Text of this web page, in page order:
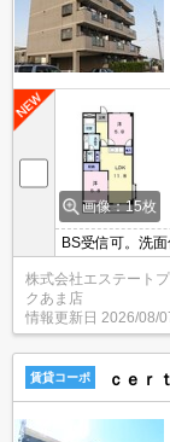
画像：15枚
BS受信可。洗
株式会社エステート
クあま店
情報更新日 2026/08/
賃貸コーポ ｃｅｒ